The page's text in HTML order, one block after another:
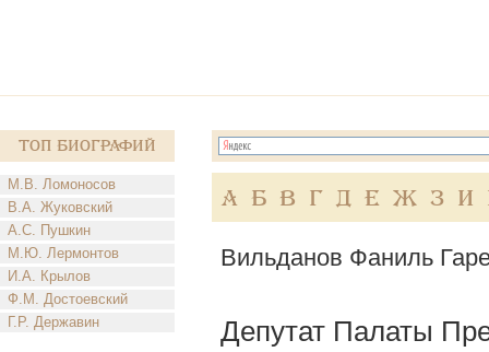
Топ Биографий
М.В. Ломоносов
В.А. Жуковский
А.С. Пушкин
М.Ю. Лермонтов
И.А. Крылов
Ф.М. Достоевский
Г.Р. Державин
А Б В Г Д Е Ж З И
Вильданов Фаниль
Депутат Палаты